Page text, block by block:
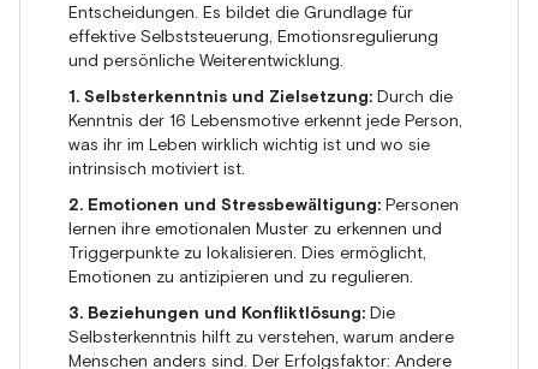
Entscheidungen. Es bildet die Grundlage für
effektive Selbststeuerung, Emotionsregulierung
und persönliche Weiterentwicklung.
1. Selbsterkenntnis und Zielsetzung: Durch die
Kenntnis der 16 Lebensmotive erkennt jede Person,
was ihr im Leben wirklich wichtig ist und wo sie
intrinsisch motiviert ist.
2. Emotionen und Stressbewältigung: Personen
lernen ihre emotionalen Muster zu erkennen und
Triggerpunkte zu lokalisieren. Dies ermöglicht,
Emotionen zu antizipieren und zu regulieren.
3. Beziehungen und Konfliktlösung: Die
Selbsterkenntnis hilft zu verstehen, warum andere
Menschen anders sind. Der Erfolgsfaktor: Andere